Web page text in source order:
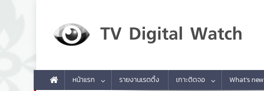
หน้าแรก รายงานเรตติ้ง เกาะติดจอ What’s new